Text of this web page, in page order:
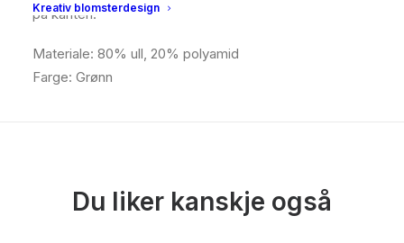
Kreativ blomsterdesign
på kanten.
Materiale: 80% ull, 20% polyamid
Farge: Grønn
Du liker kanskje også